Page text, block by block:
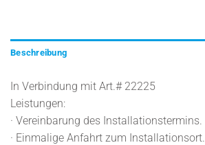
Beschreibung
In Verbindung mit Art.# 22225
Leistungen:
· Vereinbarung des Installationstermins.
· Einmalige Anfahrt zum Installationsort.